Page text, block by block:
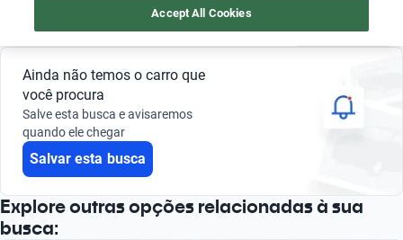
Busque por modelo
Busque por versão
Busque por ano
0 Resultados Salvar busca
Ainda não temos o carro que
você procura
Salve esta busca e avisaremos
quando ele chegar
Salvar esta busca
Explore outras opções relacionadas à sua
busca:
Accept All Cookies